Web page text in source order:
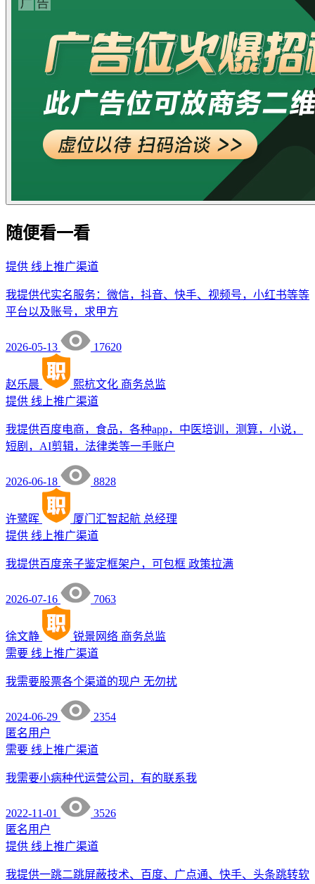
随便看一看
提供 线上推广渠道
我提供代实名服务：微信，抖音、快手、视频号，小红书等等
平台以及账号，求甲方
2026-05-13 17620
赵乐晨 熙杭文化 商务总监
提供 线上推广渠道
我提供百度电商，食品，各种app，中医培训，测算，小说，
短剧，AI剪辑，法律类等一手账户
2026-06-18 8828
许鹭晖 厦门汇智起航 总经理
提供 线上推广渠道
我提供百度亲子鉴定框架户，可包框 政策拉满
2026-07-16 7063
徐文静 锐景网络 商务总监
需要 线上推广渠道
我需要股票各个渠道的现户 无勿扰
2024-06-29
2354
匿名用户
需要 线上推广渠道
我需要小病种代运营公司，有的联系我
2022-11-01
3526
匿名用户
提供 线上推广渠道
我提供一跳二跳屏蔽技术、百度、广点通、快手、头条跳转软